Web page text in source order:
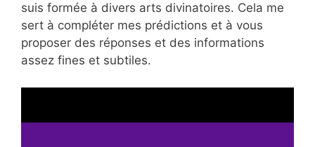
suis formée à divers arts divinatoires. Cela me
sert à compléter mes prédictions et à vous
proposer des réponses et des informations
assez fines et subtiles.